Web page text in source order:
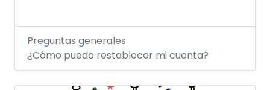
Preguntas generales
¿Cómo puedo restablecer mi cuenta?